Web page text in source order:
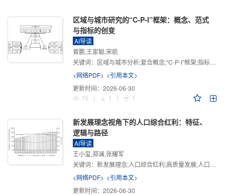
区域与城市研究的“C-P-I”框架：概念、范式
与指标的创变
AI导读
曾鹏,王家聪,宋航
关键词： 区域与城市分析;复合概念;“C-P-I”框架;指标体系
<网络PDF> <引用本文>
更新时间： 2026-06-30
15
| 1 | 1
新发展理念视角下的人口综合红利：特征、
逻辑与路径
AI导读
王小玺,郑澜,张耀军
关键词： 新发展理念;人口综合红利;高质量发展;人口政策;中国式现代化
<网络PDF> <引用本文>
更新时间： 2026-06-30